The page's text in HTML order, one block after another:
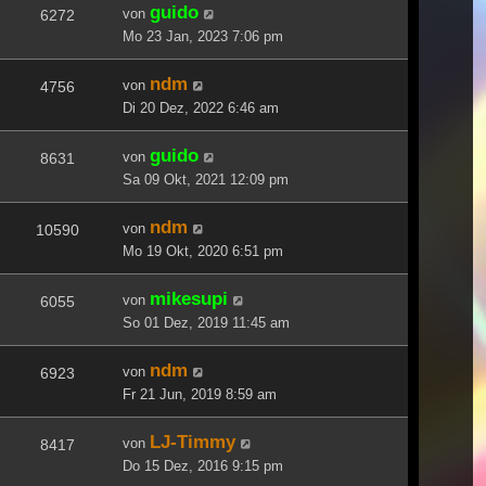
6272 von guido
Mo 23 Jan, 2023 7:06 pm
4756 von ndm
Di 20 Dez, 2022 6:46 am
8631 von guido
Sa 09 Okt, 2021 12:09 pm
10590 von ndm
Mo 19 Okt, 2020 6:51 pm
6055 von mikesupi
So 01 Dez, 2019 11:45 am
6923 von ndm
Fr 21 Jun, 2019 8:59 am
8417 von LJ-Timmy
Do 15 Dez, 2016 9:15 pm